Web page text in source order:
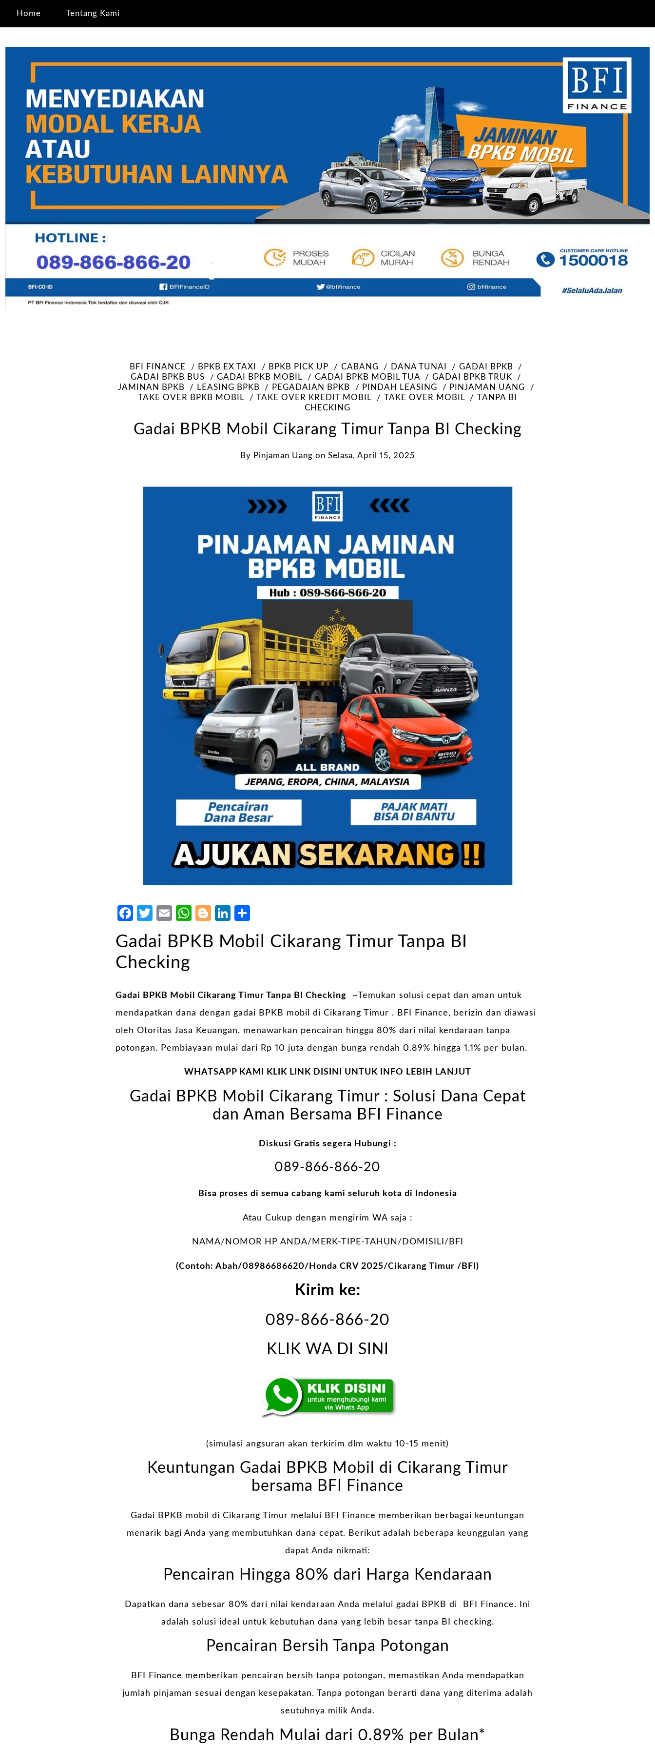
Home Tentang Kami
BFI FINANCE BPKB EX TAXI BPKB PICK UP CABANG DANA TUNAI
GADAI BPKB
GADAI BPKB BUS
GADAI BPKB MOBIL GADAI BPKB MOBIL TUA
GADAI BPKB TRUK
JAMINAN BPKB
LEASING BPKB PEGADAIAN BPKB PINDAH LEASING
PINJAMAN UANG
TAKE OVER BPKB MOBIL
TAKE OVER KREDIT MOBIL TAKE OVER MOBIL
TANPA BI
CHECKING
Gadai BPKB Mobil Cikarang Timur Tanpa BI Checking
By Pinjaman Uang on Selasa, April 15, 2025
Facebook
Twitter
EmailWhatsApp
Blogger
LinkedIn
Gadai BPKB Mobil Cikarang Timur Tanpa BI
Checking
Gadai BPKB Mobil Cikarang Timur Tanpa BI Checking ~Temukan solusi cepat dan aman untuk
mendapatkan dana dengan gadai BPKB mobil di Cikarang Timur . BFI Finance, berizin dan diawasi
oleh Otoritas Jasa Keuangan, menawarkan pencairan hingga 80% dari nilai kendaraan tanpa
potongan. Pembiayaan mulai dari Rp 10 juta dengan bunga rendah 0.89% hingga 1.1% per bulan.
WHATSAPP KAMI KLIK LINK DISINI UNTUK INFO LEBIH LANJUT
Gadai BPKB Mobil Cikarang Timur : Solusi Dana Cepat
dan Aman Bersama BFI Finance
Diskusi Gratis segera Hubungi :
089-866-866-20
Bisa proses di semua cabang kami seluruh kota di Indonesia
Atau Cukup dengan mengirim WA saja :
NAMA/NOMOR HP ANDA/MERK-TIPE-TAHUN/DOMISILI/BFI
(Contoh: Abah/08986686620/Honda CRV 2025/Cikarang Timur /BFI)
Kirim ke:
089-866-866-20
KLIK WA DI SINI
(simulasi angsuran akan terkirim dlm waktu 10-15 menit)
Keuntungan Gadai BPKB Mobil di Cikarang Timur
bersama BFI Finance
Gadai BPKB mobil di Cikarang Timur melalui BFI Finance memberikan berbagai keuntungan
menarik bagi Anda yang membutuhkan dana cepat. Berikut adalah beberapa keunggulan yang
dapat Anda nikmati:
Pencairan Hingga 80% dari Harga Kendaraan
Dapatkan dana sebesar 80% dari nilai kendaraan Anda melalui gadai BPKB di BFI Finance. Ini
adalah solusi ideal untuk kebutuhan dana yang lebih besar tanpa BI checking.
Pencairan Bersih Tanpa Potongan
BFI Finance memberikan pencairan bersih tanpa potongan, memastikan Anda mendapatkan
jumlah pinjaman sesuai dengan kesepakatan. Tanpa potongan berarti dana yang diterima adalah
seutuhnya milik Anda.
Bunga Rendah Mulai dari 0.89% per Bulan*